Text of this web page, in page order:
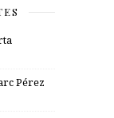
Pérez